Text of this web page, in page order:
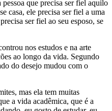
que precisa ser fiel aquilo
casa, ele precisa ser fiel a uma
ser fiel ao seu esposo, se
nos estudos e na arte
ao longo da vida. Segundo
do desejo mudou com o
mas ela tem muitas
a vida acadêmica, que é a